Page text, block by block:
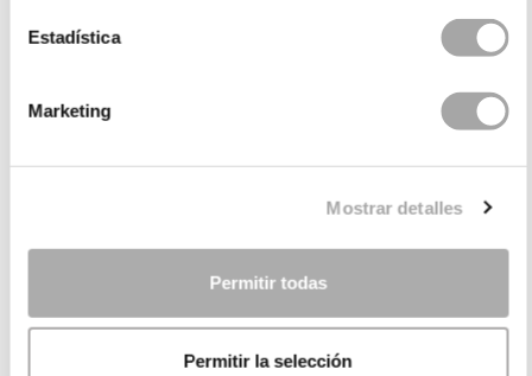
Estadística
Marketing
Mostrar detalles
Permitir todas
Permitir la selección
AZIENDA